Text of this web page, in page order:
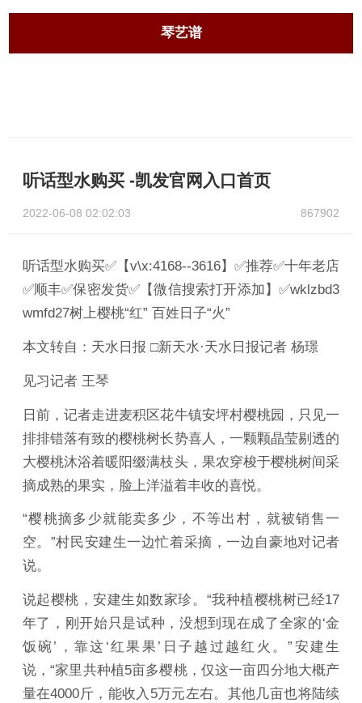
琴艺谱
听话型水购买 -凯发官网入口首页
2022-06-08 02:02:03 867902
听话型水购买✅【v\x:4168--3616】✅推荐✅十年老店
✅顺丰✅保密发货✅【微信搜索打开添加】✅wklzbd3
wmfd27树上樱桃“红” 百姓日子“火”
本文转自：天水日报 □新天水·天水日报记者 杨璟
见习记者 王琴
日前，记者走进麦积区花牛镇安坪村樱桃园，只见一
排排错落有致的樱桃树长势喜人，一颗颗晶莹剔透的
大樱桃沐浴着暖阳缀满枝头，果农穿梭于樱桃树间采
摘成熟的果实，脸上洋溢着丰收的喜悦。
“樱桃摘多少就能卖多少，不等出村，就被销售一
空。”村民安建生一边忙着采摘，一边自豪地对记者
说。
说起樱桃，安建生如数家珍。“我种植樱桃树已经17
年了，刚开始只是试种，没想到现在成了全家的‘金
饭碗’，靠这‘红果果’日子越过越红火。”安建生
说，“家里共种植5亩多樱桃，仅这一亩四分地大概产
量在4000斤，能收入5万元左右。其他几亩也将陆续